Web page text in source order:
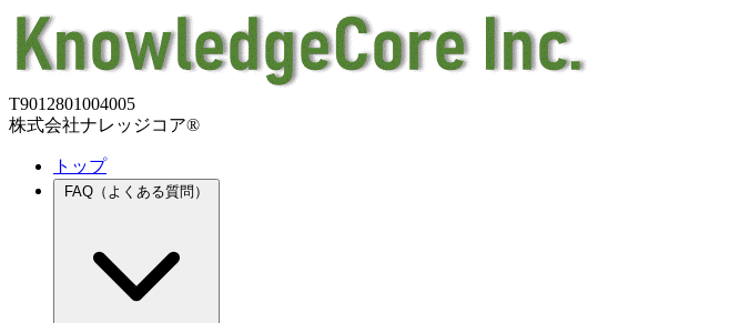
T9012801004005
株式会社ナレッジコア®
トップ
FAQ（よくある質問）